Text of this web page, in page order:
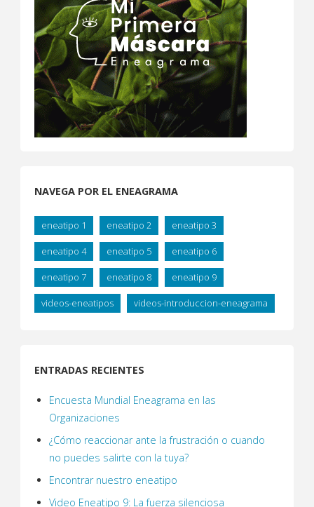
NAVEGA POR EL ENEAGRAMA
eneatipo 1 eneatipo 2 eneatipo 3
eneatipo 4 eneatipo 5 eneatipo 6
eneatipo 7 eneatipo 8 eneatipo 9
videos-eneatipos videos-introduccion-eneagrama
ENTRADAS RECIENTES
Encuesta Mundial Eneagrama en las
Organizaciones
¿Cómo reaccionar ante la frustración o cuando
no puedes salirte con la tuya?
Encontrar nuestro eneatipo
Video Eneatipo 9: La fuerza silenciosa